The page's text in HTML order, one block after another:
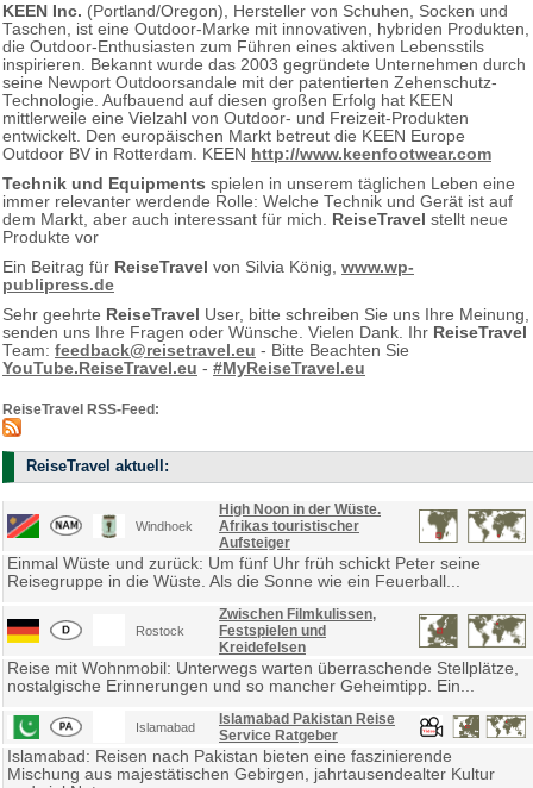
KEEN Inc. (Portland/Oregon), Hersteller von Schuhen, Socken und
Taschen, ist eine Outdoor-Marke mit innovativen, hybriden Produkten,
die Outdoor-Enthusiasten zum Führen eines aktiven Lebensstils
inspirieren. Bekannt wurde das 2003 gegründete Unternehmen durch
seine Newport Outdoorsandale mit der patentierten Zehenschutz-
Technologie. Aufbauend auf diesen großen Erfolg hat KEEN
mittlerweile eine Vielzahl von Outdoor- und Freizeit-Produkten
entwickelt. Den europäischen Markt betreut die KEEN Europe
Outdoor BV in Rotterdam. KEEN http://www.keenfootwear.com
Technik und Equipments spielen in unserem täglichen Leben eine
immer relevanter werdende Rolle: Welche Technik und Gerät ist auf
dem Markt, aber auch interessant für mich. ReiseTravel stellt neue
Produkte vor
Ein Beitrag für ReiseTravel von Silvia König, www.wp-
publipress.de
Sehr geehrte ReiseTravel User, bitte schreiben Sie uns Ihre Meinung,
senden uns Ihre Fragen oder Wünsche. Vielen Dank. Ihr ReiseTravel
Team: feedback@reisetravel.eu - Bitte Beachten Sie
YouTube.ReiseTravel.eu - #MyReiseTravel.eu
ReiseTravel RSS-Feed:
ReiseTravel aktuell:
Windhoek
High Noon in der Wüste.
Afrikas touristischer
Aufsteiger
Einmal Wüste und zurück: Um fünf Uhr früh schickt Peter seine
Reisegruppe in die Wüste. Als die Sonne wie ein Feuerball...
Rostock
Zwischen Filmkulissen,
Festspielen und
Kreidefelsen
Reise mit Wohnmobil: Unterwegs warten überraschende Stellplätze,
nostalgische Erinnerungen und so mancher Geheimtipp. Ein...
Islamabad
Islamabad Pakistan Reise
Service Ratgeber
Islamabad: Reisen nach Pakistan bieten eine faszinierende
Mischung aus majestätischen Gebirgen, jahrtausendealter Kultur